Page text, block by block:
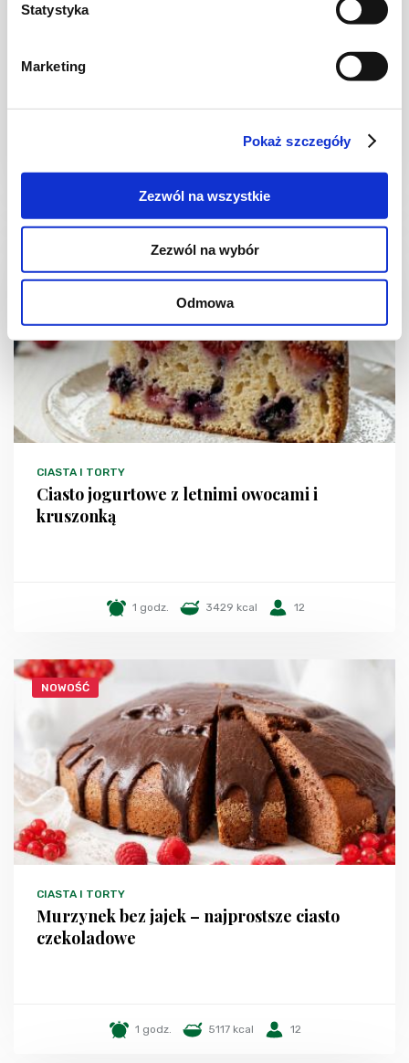
Statystyka
Marketing
Pokaż szczegóły
Zezwól na wszystkie
Zezwól na wybór
Odmowa
Ciasto warstwowe z kremem i malinową
CIASTA I TORTY
Ciasto jogurtowe z letnimi owocami i
kruszonką
1 godz. 3429 kcal 12
NOWOŚĆ
CIASTA I TORTY
Murzynek bez jajek – najprostsze ciasto
czekoladowe
1 godz. 5117 kcal 12